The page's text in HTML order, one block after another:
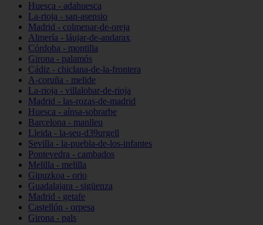
Huesca - adahuesca
La-rioja - san-asensio
Madrid - colmenar-de-oreja
Almería - láujar-de-andarax
Córdoba - montilla
Girona - palamós
Cádiz - chiclana-de-la-frontera
A-coruña - melide
La-rioja - villalobar-de-rioja
Madrid - las-rozas-de-madrid
Huesca - aínsa-sobrarbe
Barcelona - manlleu
Lleida - la-seu-d39urgell
Sevilla - la-puebla-de-los-infantes
Pontevedra - cambados
Melilla - melilla
Gipuzkoa - orio
Guadalajara - sigüenza
Madrid - getafe
Castellón - orpesa
Girona - pals